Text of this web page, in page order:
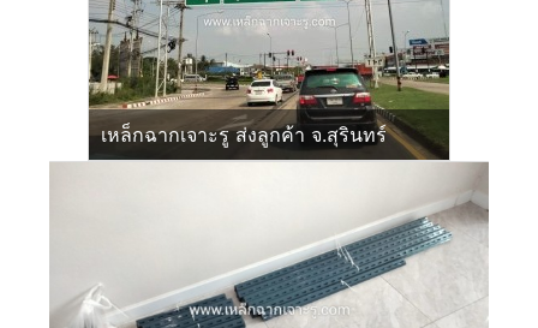
เหล็กฉากเจาะรู ส่งลูกค้า จ.สุรินทร์